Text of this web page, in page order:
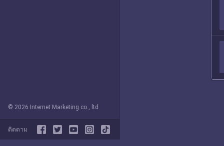
© 2026 Internet Marketing co., ltd
ติดตาม